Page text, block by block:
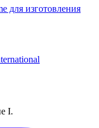
для изготовления
I.